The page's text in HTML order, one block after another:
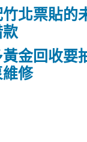
北票貼的
金回收要
修